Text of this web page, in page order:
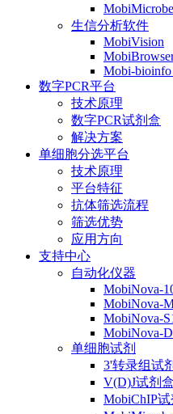
生信分析软件
MobiVision
Mobi-
数字PCR平台
技术原理
数字PCR试剂盒
解决方案
单细胞分选平台
技术原理
平台特征
抗体筛选流程
筛选优势
应用方向
支持中心
自动化仪器
MobiNova-
MobiNova-
MobiNova-
MobiNova-
单细胞试剂
3'转录组试
V(D)J试剂盒
MobiChIP